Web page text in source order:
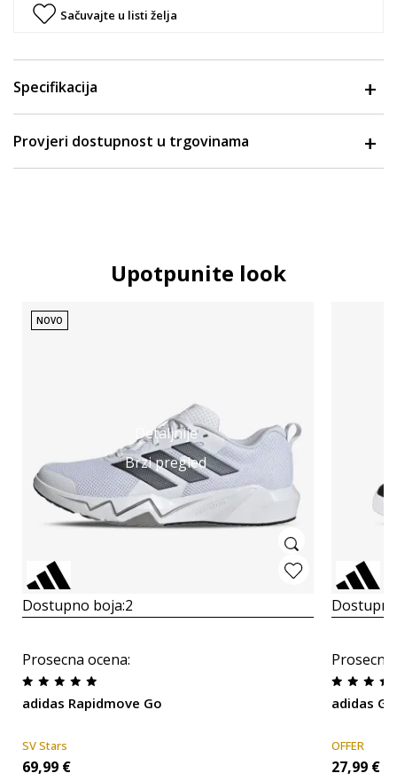
Sačuvajte u listi želja
Specifikacija
Provjeri dostupnost u trgovinama
Upotpunite look
Detaljnije
Brzi pregled
NOVO
Dostupno boja:2
Prosecna ocena:
adidas Rapidmove Go
SV Stars
69,99 €
adidas
OFFER
27,99 €